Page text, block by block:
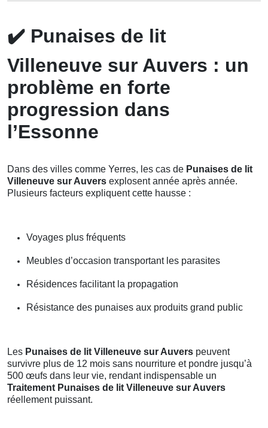
✔️ Punaises de lit
Villeneuve sur Auvers : un
problème en forte
progression dans
l’Essonne
Dans des villes comme Yerres, les cas de Punaises de lit
Villeneuve sur Auvers explosent année après année.
Plusieurs facteurs expliquent cette hausse :
Voyages plus fréquents
Meubles d’occasion transportant les parasites
Résidences facilitant la propagation
Résistance des punaises aux produits grand public
Les Punaises de lit Villeneuve sur Auvers peuvent
survivre plus de 12 mois sans nourriture et pondre jusqu’à
500 œufs dans leur vie, rendant indispensable un
Traitement Punaises de lit Villeneuve sur Auvers
réellement puissant.